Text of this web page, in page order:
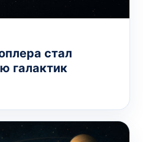
стал
галактик